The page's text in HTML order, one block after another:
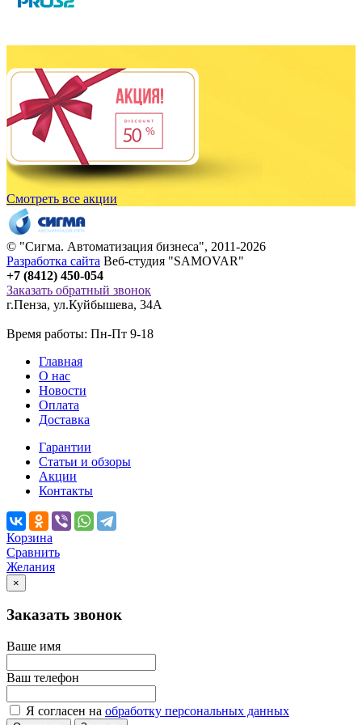
Смотреть все акции
© "Сигма. Автоматизация бизнеса", 2011-2026
Разработка сайта Веб-студия "SAMOVAR"
+7 (8412) 450-054
Заказать обратный звонок
г.Пенза, ул.Куйбышева, 34А
Время работы: Пн-Пт 9-18
Главная
О нас
Новости
Оплата
Доставка
Гарантии
Статьи и обзоры
Акции
Контакты
Корзина
Сравнить
Желания
×
Заказать звонок
Ваше имя
Ваш телефон
Я согласен на обработку персональных данных